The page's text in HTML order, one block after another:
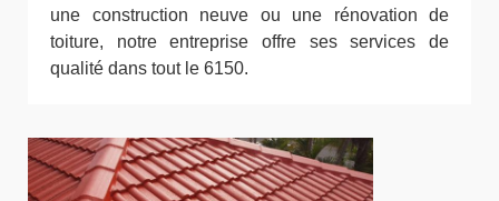
une construction neuve ou une rénovation de
toiture, notre entreprise offre ses services de
qualité dans tout le 6150.